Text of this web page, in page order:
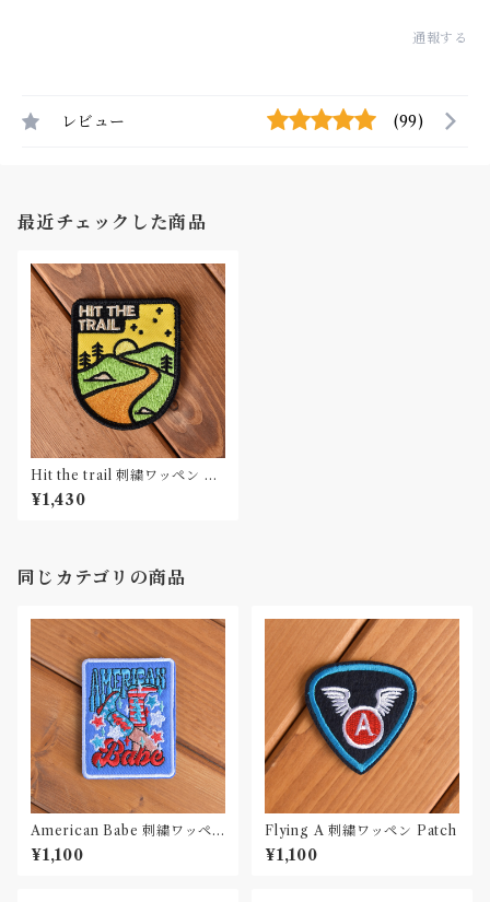
通報する
レビュー (99)
最近チェックした商品
Hit the trail 刺繍ワッペン Pa
tch
¥1,430
同じカテゴリの商品
American Babe 刺繍ワッペ
ン Patch
¥1,100
Flying A 刺繍ワッペン Patch
¥1,100